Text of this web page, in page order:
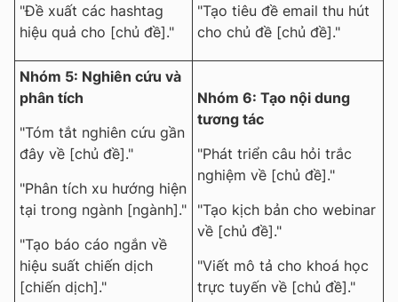
"Đề xuất các hashtag
hiệu quả cho [chủ đề]."
"Tạo tiêu đề email thu hút
cho chủ đề [chủ đề]."
Nhóm 5: Nghiên cứu và
phân tích
"Tóm tắt nghiên cứu gần
đây về [chủ đề]."
"Phân tích xu hướng hiện
tại trong ngành [ngành]."
"Tạo báo cáo ngắn về
hiệu suất chiến dịch
[chiến dịch]."
Nhóm 6: Tạo nội dung
tương tác
"Phát triển câu hỏi trắc
nghiệm về [chủ đề]."
"Tạo kịch bản cho webinar
về [chủ đề]."
"Viết mô tả cho khoá học
trực tuyến về [chủ đề]."